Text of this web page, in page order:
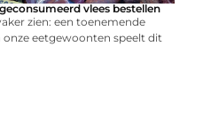
vlees bestellen
zien: een toenemende
eetgewoonten speelt dit